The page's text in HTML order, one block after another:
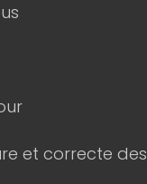
et correcte des